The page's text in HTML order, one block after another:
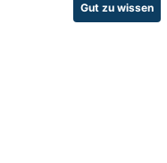
Gut zu wissen